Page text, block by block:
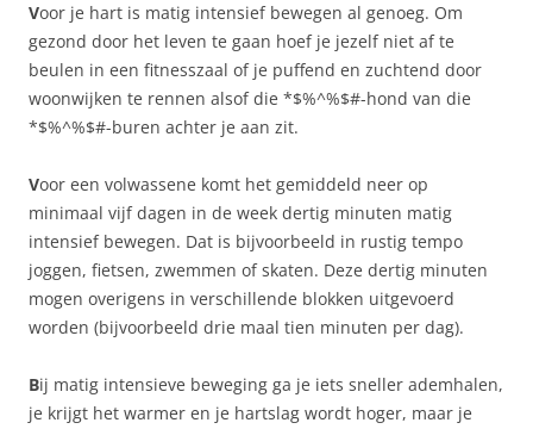
Voor je hart is matig intensief bewegen al genoeg. Om
gezond door het leven te gaan hoef je jezelf niet af te
beulen in een fitnesszaal of je puffend en zuchtend door
woonwijken te rennen alsof die *$%^%$#-hond van die
*$%^%$#-buren achter je aan zit.
Voor een volwassene komt het gemiddeld neer op
minimaal vijf dagen in de week dertig minuten matig
intensief bewegen. Dat is bijvoorbeeld in rustig tempo
joggen, fietsen, zwemmen of skaten. Deze dertig minuten
mogen overigens in verschillende blokken uitgevoerd
worden (bijvoorbeeld drie maal tien minuten per dag).
Bij matig intensieve beweging ga je iets sneller ademhalen,
je krijgt het warmer en je hartslag wordt hoger, maar je